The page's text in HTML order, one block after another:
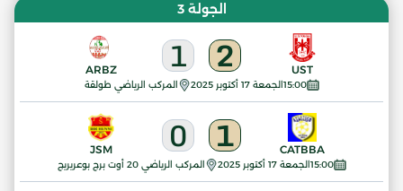
الجولة 3
15:00الجمعة 17 أكتوبر 2025 المركب الرياضي طولقة
UST
2
1
ARBZ
15:00الجمعة 17 أكتوبر 2025 المركب الرياضي 20 أوت برج بوعريريج
CATBBA
1
0
JSM